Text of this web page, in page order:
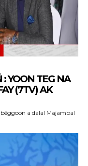
YOON TEG NA
(7TV) AK
a dalal Majambal